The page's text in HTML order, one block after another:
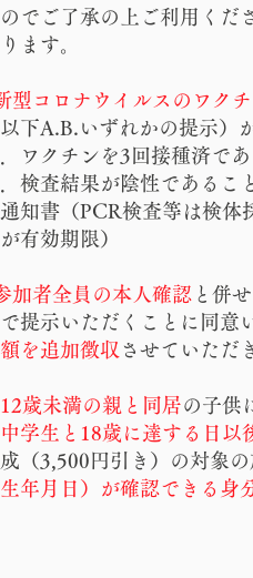
でご了承の上ご利用くだ
ます。
型コロナウイルスのワク
以下A.B.いずれかの提示
．ワクチンを3回接種済で
．検査結果が陰性であるこ
知書（PCR検査等は検体
有効期限）
加者全員の本人確認 と併
提示いただくことに同意
を追加徴収 させていただ
歳未満の親と同居の子供
学生と18歳に達する日以
（3,500円引き）の対象
生年月日）が確認できる身